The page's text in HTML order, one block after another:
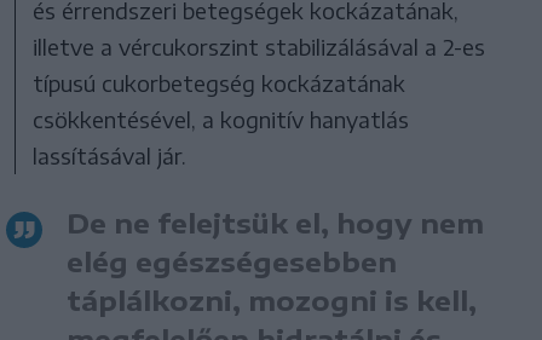
és érrendszeri betegségek kockázatának,
illetve a vércukorszint stabilizálásával a 2-es
típusú cukorbetegség kockázatának
csökkentésével, a kognitív hanyatlás
lassításával jár.
De ne felejtsük el, hogy nem
elég egészségesebben
táplálkozni, mozogni is kell,